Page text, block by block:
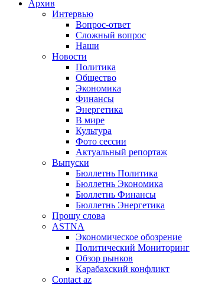
Архив
Интервью
Вопрос-ответ
Сложный вопрос
Наши
Новости
Политика
Общество
Экономика
Финансы
Энергетика
В мире
Культура
Фото сессии
Актуальный репортаж
Выпуски
Бюллетнь Политика
Бюллетнь Экономика
Бюллетнь Финансы
Бюллетнь Энергетика
Прошу слова
ASTNA
Экономическое обозрение
Политический Мониторинг
Обзор рынков
Карабахский конфликт
Contact az